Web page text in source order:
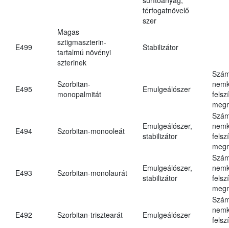
térfogatnövelő
szer
E499
Magas
sztigmaszterin-
tartalmú növényi
szterinek
Stabilizátor
E495
Szorbitan-
monopalmitát
Emulgeálószer
E494 Szorbitan-monooleát
Emulgeálószer,
stabilizátor
E493 Szorbitan-monolaurát
Emulgeálószer,
stabilizátor
E492 Szorbitan-trisztearát Emulgeálószer